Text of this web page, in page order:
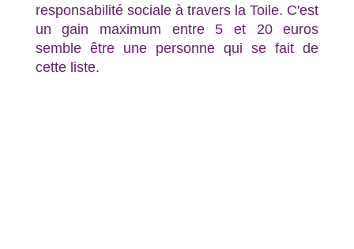
responsabilité sociale à travers la Toile. C'est
un gain maximum entre 5 et 20 euros
semble être une personne qui se fait de
cette liste.